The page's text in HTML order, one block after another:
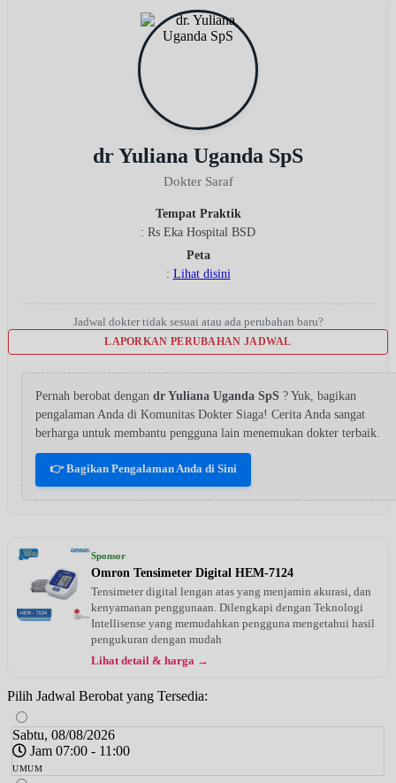
dr Yuliana Uganda SpS
Dokter Saraf
Tempat Praktik
: Rs Eka Hospital BSD
Peta
: Lihat disini
Jadwal dokter tidak sesuai atau ada perubahan baru?
LAPORKAN PERUBAHAN JADWAL
Pernah berobat dengan dr Yuliana Uganda SpS ? Yuk, bagikan
pengalaman Anda di Komunitas Dokter Siaga! Cerita Anda sangat
berharga untuk membantu pengguna lain menemukan dokter terbaik.
👉 Bagikan Pengalaman Anda di Sini
Sponsor
Omron Tensimeter Digital HEM-7124
Tensimeter digital lengan atas yang menjamin akurasi, dan
kenyamanan penggunaan. Dilengkapi dengan Teknologi
Intellisense yang memudahkan pengguna mengetahui hasil
pengukuran dengan mudah
Lihat detail & harga →
Pilih Jadwal Berobat yang Tersedia:
Sabtu, 08/08/2026
Jam 07:00 - 11:00
UMUM